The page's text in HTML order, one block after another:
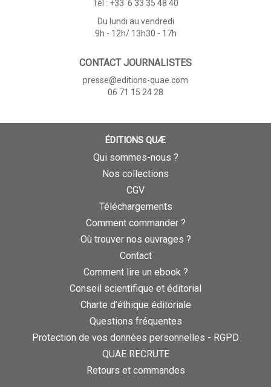
Tél : +33 6 33 35 48 40
Du lundi au vendredi
9h - 12h/ 13h30 - 17h
CONTACT JOURNALISTES
presse@editions-quae.com
06 71 15 24 28
ÉDITIONS QUÆ
Qui sommes-nous ?
Nos collections
CGV
Téléchargements
Comment commander ?
Où trouver nos ouvrages ?
Contact
Comment lire un ebook ?
Conseil scientifique et éditorial
Charte d’éthique éditoriale
Questions fréquentes
Protection de vos données personnelles - RGPD
QUAE RECRUTE
Retours et commandes